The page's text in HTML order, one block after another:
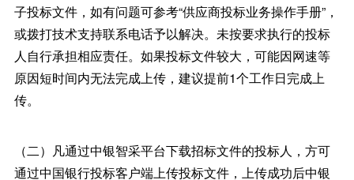
子投标文件，如有问题可参考“供应商投标业务操作手册”，
或拨打技术支持联系电话予以解决。未按要求执行的投标
人自行承担相应责任。如果投标文件较大，可能因网速等
原因短时间内无法完成上传，建议提前1个工作日完成上
传。
（二）凡通过中银智采平台下载招标文件的投标人，方可
通过中国银行投标客户端上传投标文件，上传成功后中银